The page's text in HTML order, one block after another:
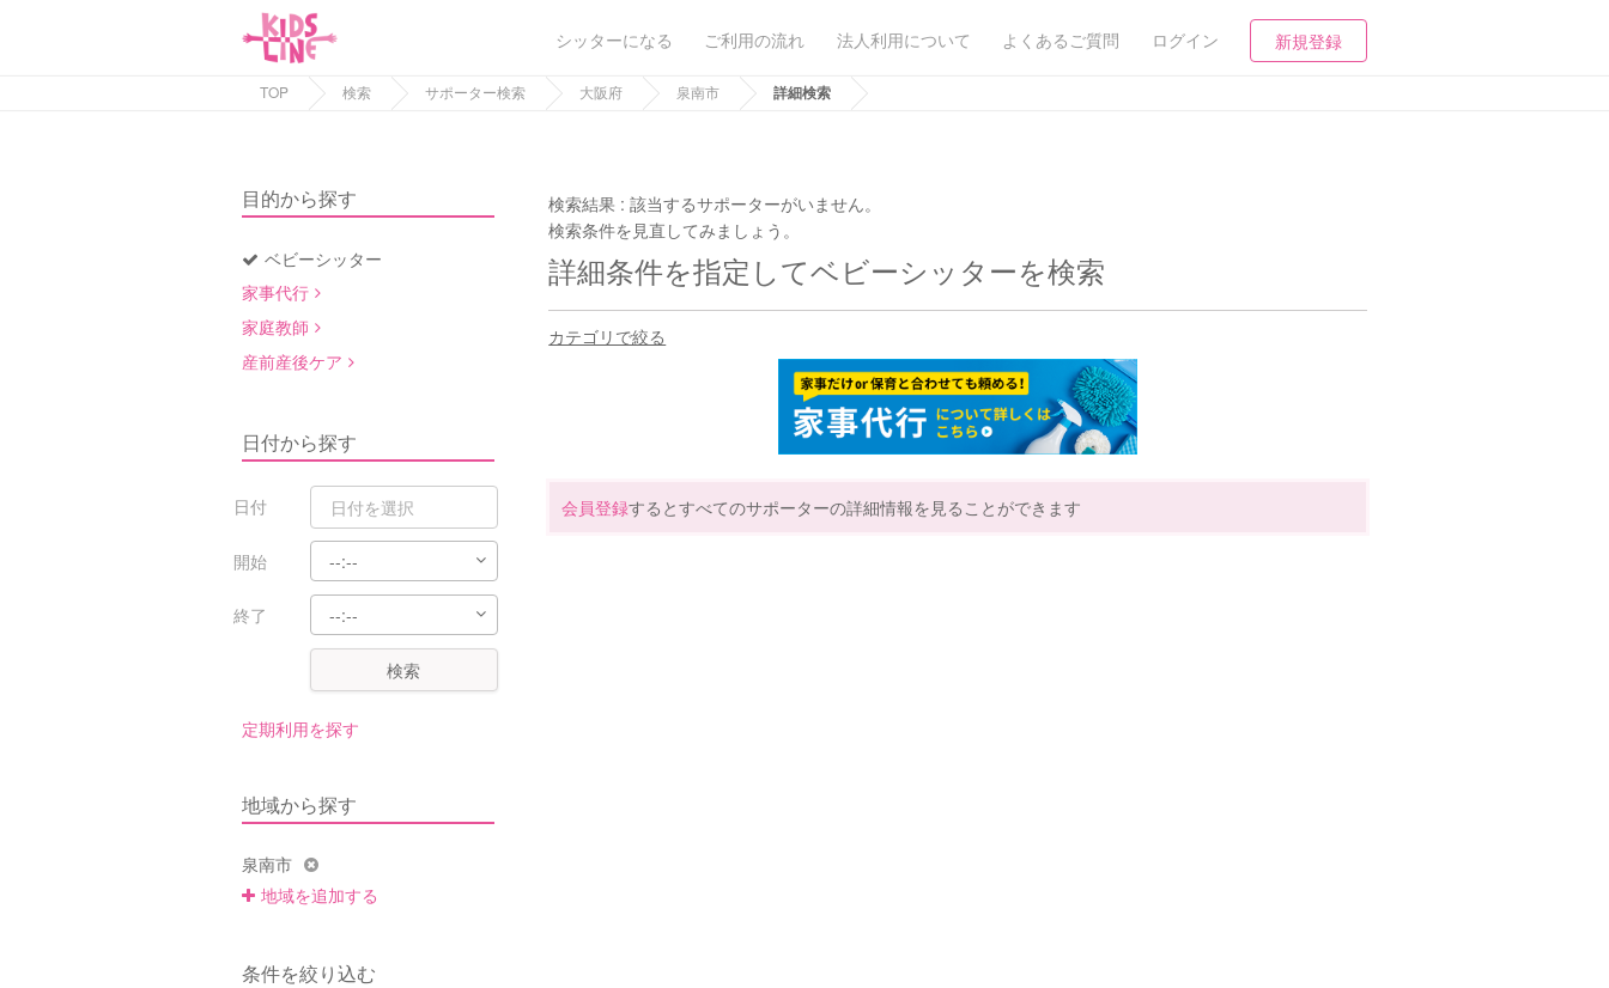
シッターになる ご利用の流れ 法人利用について よくあるご質問 ログイン 新規登録
TOP 検索 サポーター検索 大阪府 泉南市 詳細検索
目的から探す
ベビーシッター
家事代行
家庭教師
産前産後ケア
日付から探す
日付
開始
終了
検索
定期利用を探す
地域から探す
泉南市
地域を追加する
条件を絞り込む
検索結果 :該当するサポーターがいません。
検索条件を見直してみましょう。
詳細条件を指定してベビーシッターを検索
カテゴリで絞る
会員登録するとすべてのサポーターの詳細情報を見ることができます